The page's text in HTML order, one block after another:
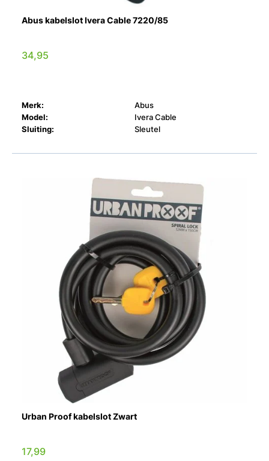
Abus kabelslot Ivera Cable 7220/85
34,95
Merk:
Abus
Model:
Ivera Cable
Sluiting:
Sleutel
Urban Proof kabelslot Zwart
17,99